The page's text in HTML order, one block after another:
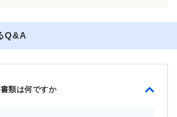
Q&A
類は何ですか